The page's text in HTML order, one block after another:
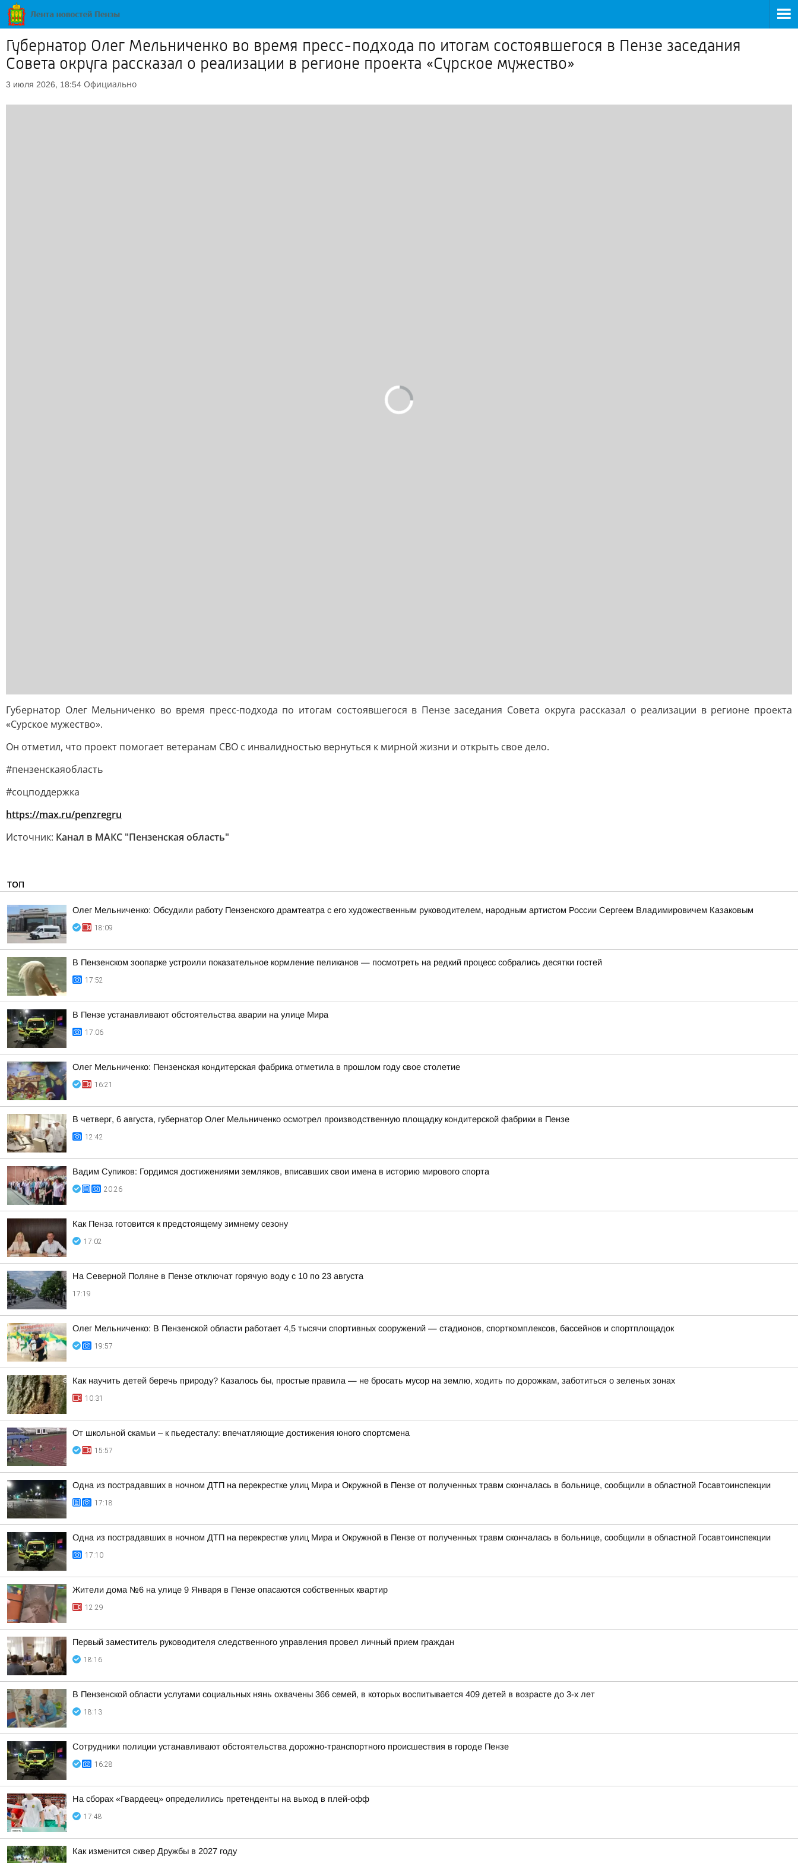
Губернатор Олег Мельниченко во время пресс-подхода по итогам состоявшегося в Пензе заседания
Совета округа рассказал о реализации в регионе проекта «Сурское мужество»
3 июля 2026, 18:54 Официально
Губернатор Олег Мельниченко во время пресс-подхода по итогам состоявшегося в Пензе заседания Совета округа рассказал о реализации в регионе проекта
«Сурское мужество».
Он отметил, что проект помогает ветеранам СВО с инвалидностью вернуться к мирной жизни и открыть свое дело.
#пензенскаяобласть
#соцподдержка
https://max.ru/penzregru
Источник: Канал в МАКС "Пензенская область"
ТОП
Олег Мельниченко: Обсудили работу Пензенского драмтеатра с его художественным руководителем, народным артистом России Сергеем Владимировичем Казаковым
18:09
В Пензенском зоопарке устроили показательное кормление пеликанов — посмотреть на редкий процесс собрались десятки гостей
17:52
В Пензе устанавливают обстоятельства аварии на улице Мира
17:06
Олег Мельниченко: Пензенская кондитерская фабрика отметила в прошлом году свое столетие
16:21
В четверг, 6 августа, губернатор Олег Мельниченко осмотрел производственную площадку кондитерской фабрики в Пензе
12:42
Вадим Супиков: Гордимся достижениями земляков, вписавших свои имена в историю мирового спорта
20:26
Как Пенза готовится к предстоящему зимнему сезону
17:02
На Северной Поляне в Пензе отключат горячую воду с 10 по 23 августа
17:19
Олег Мельниченко: В Пензенской области работает 4,5 тысячи спортивных сооружений — стадионов, спорткомплексов, бассейнов и спортплощадок
19:57
Как научить детей беречь природу? Казалось бы, простые правила — не бросать мусор на землю, ходить по дорожкам, заботиться о зеленых зонах
10:31
От школьной скамьи – к пьедесталу: впечатляющие достижения юного спортсмена
15:57
Одна из пострадавших в ночном ДТП на перекрестке улиц Мира и Окружной в Пензе от полученных травм скончалась в больнице, сообщили в областной Госавтоинспекции
17:18
Одна из пострадавших в ночном ДТП на перекрестке улиц Мира и Окружной в Пензе от полученных травм скончалась в больнице, сообщили в областной Госавтоинспекции
17:10
Жители дома №6 на улице 9 Января в Пензе опасаются собственных квартир
12:29
Первый заместитель руководителя следственного управления провел личный прием граждан
18:16
В Пензенской области услугами социальных нянь охвачены 366 семей, в которых воспитывается 409 детей в возрасте до 3-х лет
18:13
Сотрудники полиции устанавливают обстоятельства дорожно-транспортного происшествия в городе Пензе
16:28
На сборах «Гвардеец» определились претенденты на выход в плей-офф
17:48
Как изменится сквер Дружбы в 2027 году